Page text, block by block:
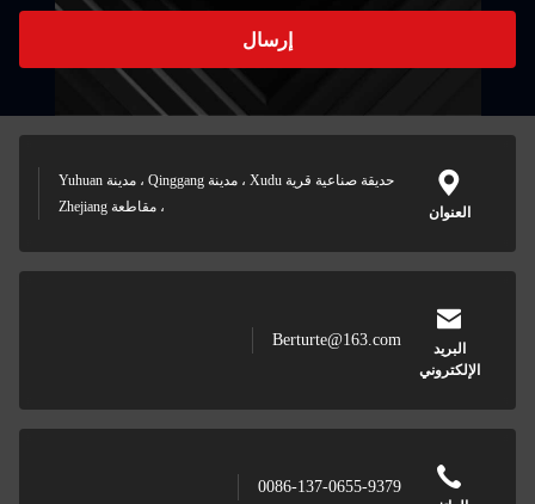
إرسال
العنوان
حديقة صناعية قرية Xudu ، مدينة Qinggang ، مدينة Yuhuan
، مقاطعة Zhejiang
البريد
الإلكتروني
Berturte@163.com
0086-137-0655-9379